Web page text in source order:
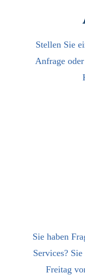
Stellen Sie
Anfrage
Sie haben
Services?
Freitag